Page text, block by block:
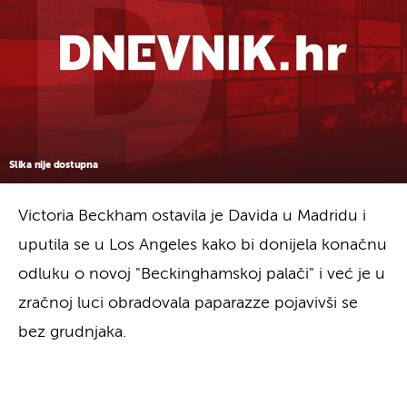
Slika nije dostupna
Victoria Beckham ostavila je Davida u Madridu i
uputila se u Los Angeles kako bi donijela konačnu
odluku o novoj "Beckinghamskoj palači" i već je u
zračnoj luci obradovala paparazze pojavivši se
bez grudnjaka.